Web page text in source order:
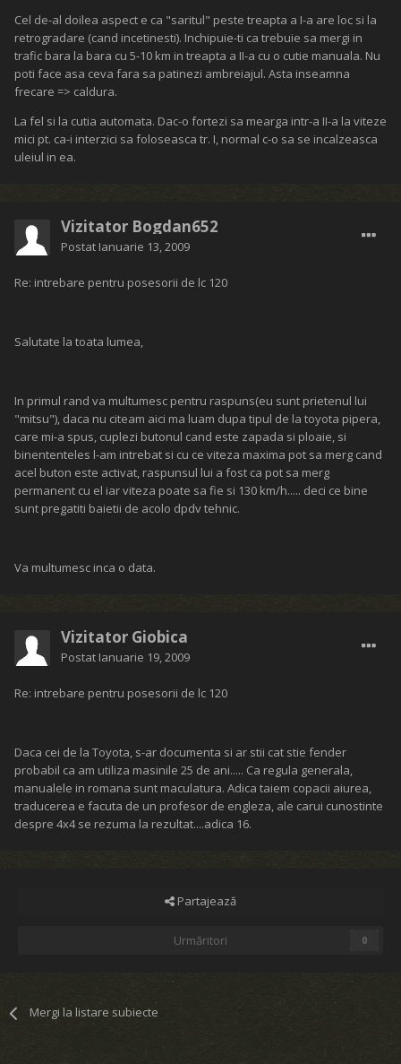
Cel de-al doilea aspect e ca "saritul" peste treapta a I-a are loc si la
retrogradare (cand incetinesti). Inchipuie-ti ca trebuie sa mergi in
trafic bara la bara cu 5-10 km in treapta a II-a cu o cutie manuala. Nu
poti face asa ceva fara sa patinezi ambreiajul. Asta inseamna
frecare => caldura.
La fel si la cutia automata. Dac-o fortezi sa mearga intr-a II-a la viteze
mici pt. ca-i interzici sa foloseasca tr. I, normal c-o sa se incalzeasca
uleiul in ea.
Vizitator Bogdan652
Postat Ianuarie 13, 2009
Re: intrebare pentru posesorii de lc 120
Salutate la toata lumea,
In primul rand va multumesc pentru raspuns(eu sunt prietenul lui
"mitsu"), daca nu citeam aici ma luam dupa tipul de la toyota pipera,
care mi-a spus, cuplezi butonul cand este zapada si ploaie, si
binententeles l-am intrebat si cu ce viteza maxima pot sa merg cand
acel buton este activat, raspunsul lui a fost ca pot sa merg
permanent cu el iar viteza poate sa fie si 130 km/h..... deci ce bine
sunt pregatiti baietii de acolo dpdv tehnic.
Va multumesc inca o data.
Vizitator Giobica
Postat Ianuarie 19, 2009
Re: intrebare pentru posesorii de lc 120
Daca cei de la Toyota, s-ar documenta si ar stii cat stie fender
probabil ca am utiliza masinile 25 de ani..... Ca regula generala,
manualele in romana sunt maculatura. Adica taiem copacii aiurea,
traducerea e facuta de un profesor de engleza, ale carui cunostinte
despre 4x4 se rezuma la rezultat....adica 16.
Partajează
Urmăritori 0
Mergi la listare subiecte